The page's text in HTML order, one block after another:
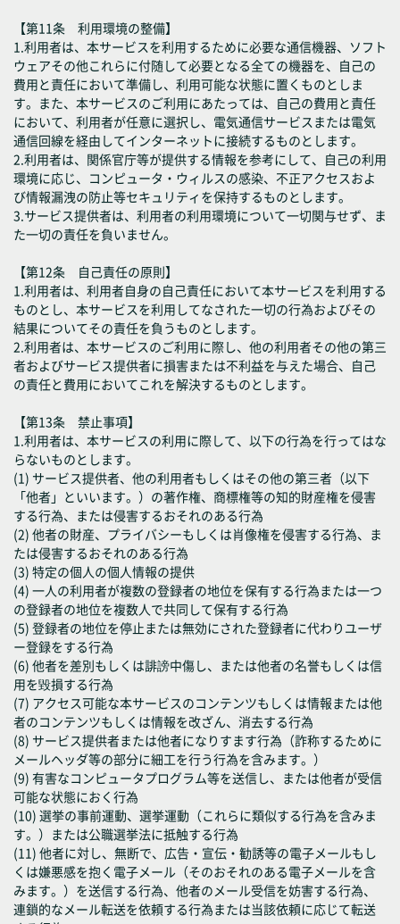
【第11条 利用環境の整備】
1.利用者は、本サービスを利用するために必要な通信機器、ソフト
ウェアその他これらに付随して必要となる全ての機器を、自己の
費用と責任において準備し、利用可能な状態に置くものとしま
す。また、本サービスのご利用にあたっては、自己の費用と責任
において、利用者が任意に選択し、電気通信サービスまたは電気
通信回線を経由してインターネットに接続するものとします。
2.利用者は、関係官庁等が提供する情報を参考にして、自己の利用
環境に応じ、コンピュータ・ウィルスの感染、不正アクセスおよ
び情報漏洩の防止等セキュリティを保持するものとします。
3.サービス提供者は、利用者の利用環境について一切関与せず、ま
た一切の責任を負いません。
【第12条 自己責任の原則】
1.利用者は、利用者自身の自己責任において本サービスを利用する
ものとし、本サービスを利用してなされた一切の行為およびその
結果についてその責任を負うものとします。
2.利用者は、本サービスのご利用に際し、他の利用者その他の第三
者およびサービス提供者に損害または不利益を与えた場合、自己
の責任と費用においてこれを解決するものとします。
【第13条 禁止事項】
1.利用者は、本サービスの利用に際して、以下の行為を行ってはな
らないものとします。
(1) サービス提供者、他の利用者もしくはその他の第三者（以下
「他者」といいます。）の著作権、商標権等の知的財産権を侵害
する行為、または侵害するおそれのある行為
(2) 他者の財産、プライバシーもしくは肖像権を侵害する行為、ま
たは侵害するおそれのある行為
(3) 特定の個人の個人情報の提供
(4) 一人の利用者が複数の登録者の地位を保有する行為または一つ
の登録者の地位を複数人で共同して保有する行為
(5) 登録者の地位を停止または無効にされた登録者に代わりユーザ
ー登録をする行為
(6) 他者を差別もしくは誹謗中傷し、または他者の名誉もしくは信
用を毀損する行為
(7) アクセス可能な本サービスのコンテンツもしくは情報または他
者のコンテンツもしくは情報を改ざん、消去する行為
(8) サービス提供者または他者になりすます行為（詐称するために
メールヘッダ等の部分に細工を行う行為を含みます。）
(9) 有害なコンピュータプログラム等を送信し、または他者が受信
可能な状態におく行為
(10) 選挙の事前運動、選挙運動（これらに類似する行為を含みま
す。）または公職選挙法に抵触する行為
(11) 他者に対し、無断で、広告・宣伝・勧誘等の電子メールもし
くは嫌悪感を抱く電子メール（そのおそれのある電子メールを含
みます。）を送信する行為、他者のメール受信を妨害する行為、
連鎖的なメール転送を依頼する行為または当該依頼に応じて転送